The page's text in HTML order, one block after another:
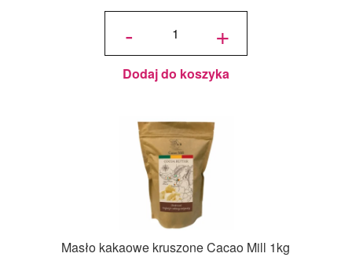
cena
wynosiła:
cena
169.99zł.
-
ilość
w
Dropsach
1 kg – Pi-
NUTS +
Dodaj do koszyka
Masło kakaowe kruszone Cacao Mill 1kg